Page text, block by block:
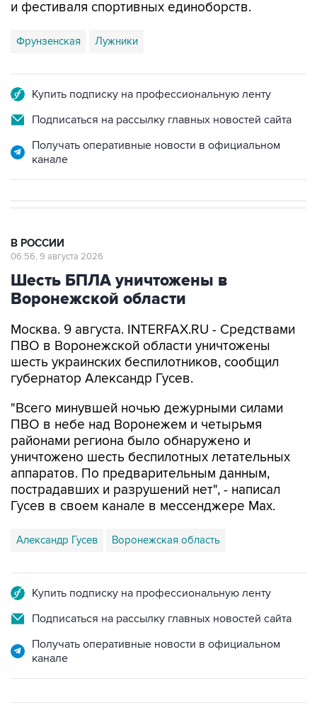
Фрунзенская Лужники
Подписаться на рассылку главных новостей сайта
Получать оперативные новости в официальном
Шесть БПЛА уничтожены в
Воронежской области
Москва. 9 августа. INTERFAX.RU - Средствами
шесть украинских беспилотников, сообщил
губернатор Александр Гусев.
"Всего минувшей ночью дежурными силами
районами региона было обнаружено и
уничтожено шесть беспилотных летательных
аппаратов. По предварительным данным,
пострадавших и разрушений нет", - написал
Гусев в своем канале в мессенджере Max.
Александр Гусев Воронежская область
Подписаться на рассылку главных новостей сайта
Получать оперативные новости в официальном